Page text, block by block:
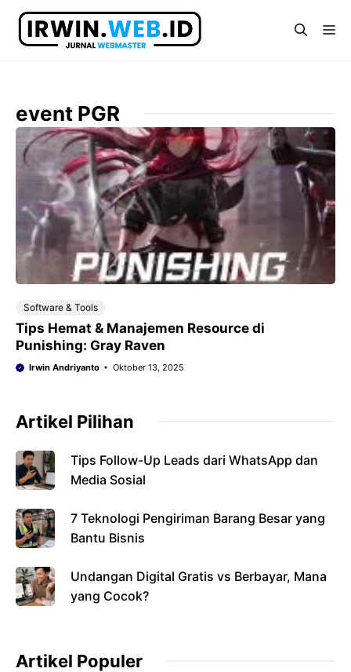
Langsung
event PGR
Software & Tools
Tips Hemat & Manajemen Resource di
Punishing: Gray Raven
Irwin Andriyanto Oktober 13, 2025
Artikel Pilihan
Tips Follow-Up Leads dari WhatsApp dan
Media Sosial
7 Teknologi Pengiriman Barang Besar yang
Bantu Bisnis
Undangan Digital Gratis vs Berbayar, Mana
yang Cocok?
Artikel Populer